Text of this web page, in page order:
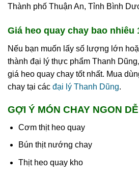
Thành phố Thuận An, Tỉnh Bình
Giá heo quay chay bao nhiêu
Nếu bạn muốn lấy số lượng lớn
thành đại lý thực phẩm Thanh
giá heo quay chay tốt nhất. Mua
chay tại các đại lý Thanh Dũng.
GỢI Ý MÓN CHAY NGON
Cơm thịt heo quay
Bún thịt nướng chay
Thịt heo quay kho